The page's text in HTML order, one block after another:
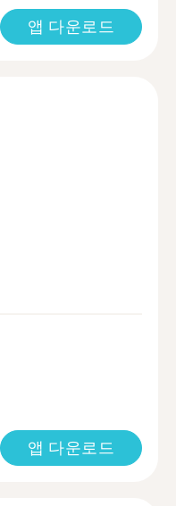
앱 다운로드
앱 다운로드